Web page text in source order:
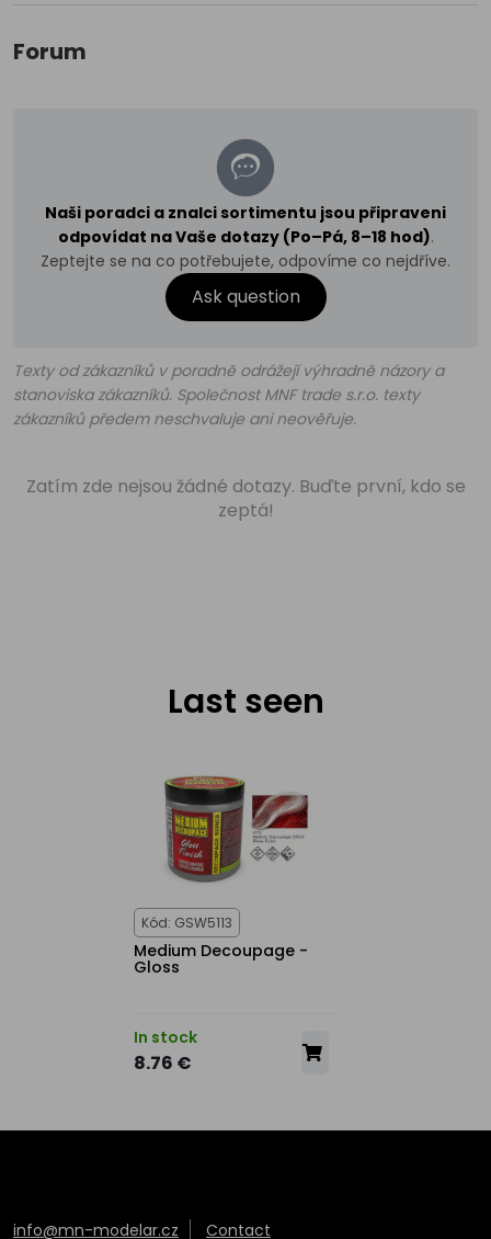
Forum
Naši poradci a znalci sortimentu jsou připraveni
odpovídat na Vaše dotazy (Po–Pá, 8–18 hod).
Zeptejte se na co potřebujete, odpovíme co nejdříve.
Ask question
Texty od zákazníků v poradně odrážejí výhradně názory a
stanoviska zákazníků. Společnost MNF trade s.r.o. texty
zákazníků předem neschvaluje ani neověřuje.
Zatím zde nejsou žádné dotazy. Buďte první, kdo se
zeptá!
Last seen
Kód: GSW5113
Medium Decoupage -
Gloss
In stock
8.76 €
info@mn-modelar.cz Contact